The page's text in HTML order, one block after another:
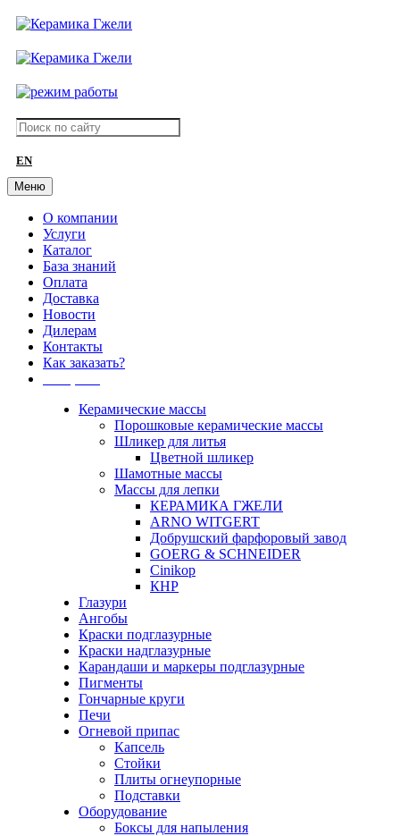
EN
Меню
О компании
Услуги
Каталог
База знаний
Оплата
Доставка
Новости
Дилерам
Контакты
Как заказать?
Керамические массы
Порошковые керамические массы
Шликер для литья
Цветной шликер
Шамотные массы
Массы для лепки
КЕРАМИКА ГЖЕЛИ
ARNO WITGERT
Добрушский фарфоровый завод
GOERG & SCHNEIDER
Cinikop
КНР
Глазури
Ангобы
Краски подглазурные
Краски надглазурные
Карандаши и маркеры подглазурные
Пигменты
Гончарные круги
Печи
Огневой припас
Капсель
Стойки
Плиты огнеупорные
Подставки
Оборудование
Боксы для напыления